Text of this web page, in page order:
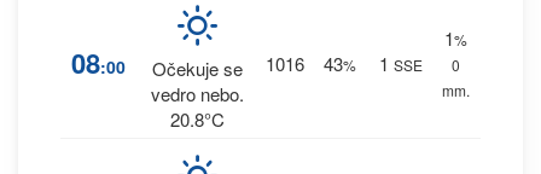
08:00
Očekuje se
vedro nebo.
20.8°C
1016 43% 1 SSE
1%
0
mm.